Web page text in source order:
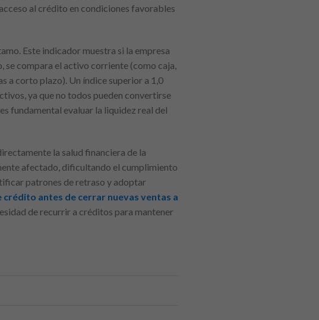
al crédito en condiciones favorables
Este indicador muestra si la empresa
se compara el activo corriente (como caja,
a corto plazo). Un índice superior a 1,0
ya que no todos pueden convertirse
fundamental evaluar la liquidez real del
la salud financiera de la
afectado, dificultando el cumplimiento
patrones de retraso y adoptar
antes de cerrar nuevas ventas a
de recurrir a créditos para mantener